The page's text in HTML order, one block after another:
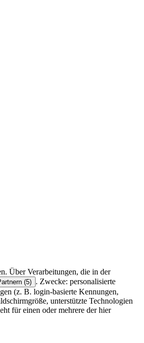
Über Verarbeitungen, die in der
(5) . Zwecke: personalisierte
(z. B. login-basierte Kennungen,
unterstützte Technologien
für einen oder mehrere der hier